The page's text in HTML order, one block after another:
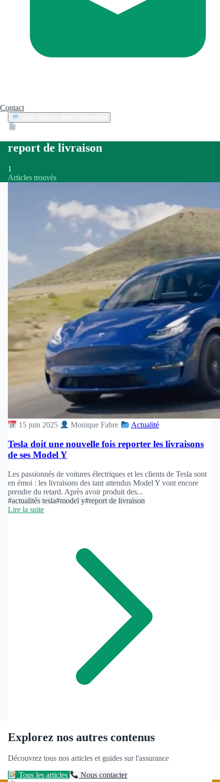
Contact
report de livraison
1
Articles trouvés
15 juin 2025 Monique Fabre Actualité
Tesla doit une nouvelle fois reporter les livraisons
de ses Model Y
Les passionnés de voitures électriques et les clients de Tesla sont
en émoi : les livraisons des tant attendus Model Y vont encore
prendre du retard. Après avoir produit des...
#actualités tesla#model y#report de livraison
Lire la suite
Explorez nos autres contenus
Découvrez tous nos articles et guides sur l'assurance
Tous les articles Nous contacter